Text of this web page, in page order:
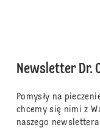
Newsletter Dr.
Pomysły na
chcemy się nimi z
naszego